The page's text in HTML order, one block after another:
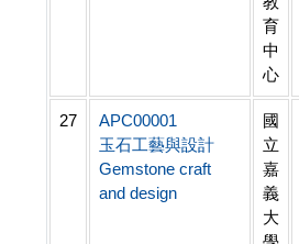
育
中
心
27
APC00001
玉石工藝與設計
Gemstone craft
and design
國
立
嘉
義
大